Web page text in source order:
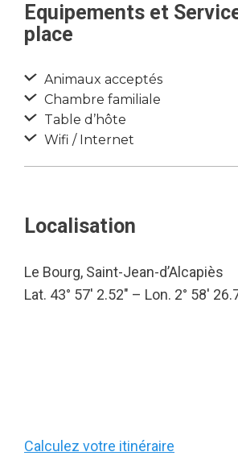
Equipements et
place
Animaux acceptés
Chambre familiale
Table d’hôte
Wifi / Internet
Localisation
Le Bourg, Saint-Jean-d’Alcapiès
Lat. 43° 57′ 2.52″ – Lon. 2° 58′
Calculez votre itinéraire